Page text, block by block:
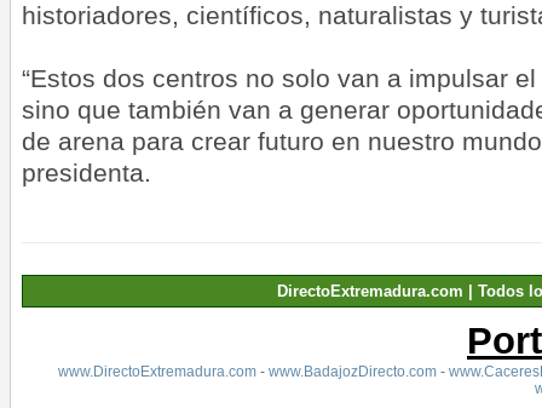
historiadores, científicos, naturalistas y
“Estos dos centros no solo van a impulsar
sino que también van a generar
de arena para crear futuro en nuestro
presidenta.
DirectoExtremadura.com | Todos
www.DirectoExtremadura.com- www.BadajozDirecto.com-